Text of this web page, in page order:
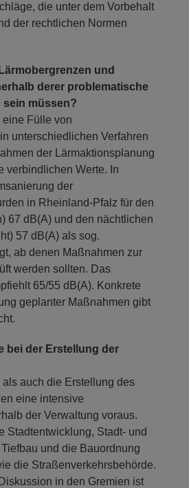
die unter dem Vorbehalt
der rechtlichen Normen
und
derer problematische
müssen?
eine Fülle von
unterschiedlichen Verfahren
der Lärmaktionsplanung
verbindlichen Werte. In
der
in Rheinland-Pfalz für den
67 dB(A) und den nächtlichen
57 dB(A) als sog.
ab denen Maßnahmen zur
werden sollten. Das
65/55 dB(A). Konkrete
geplanter Maßnahmen gibt
bei der Erstellung der
auch die Erstellung des
eine intensive
der Verwaltung voraus.
Stadtentwicklung, Stadt- und
und die Bauordnung
die Straßenverkehrsbehörde.
in den Gremien ist